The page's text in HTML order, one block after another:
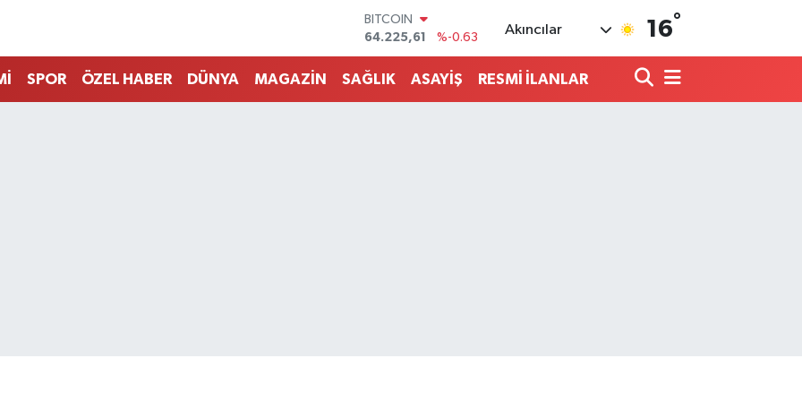
DOLAR
47,7143
%0.16
EURO
55,0317
%-0.02
Akıncılar 16°
SPOR ÖZEL HABER DÜNYA MAGAZİN SAĞLIK ASAYİŞ RESMİ İLANLAR